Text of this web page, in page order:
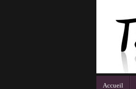
Accueil